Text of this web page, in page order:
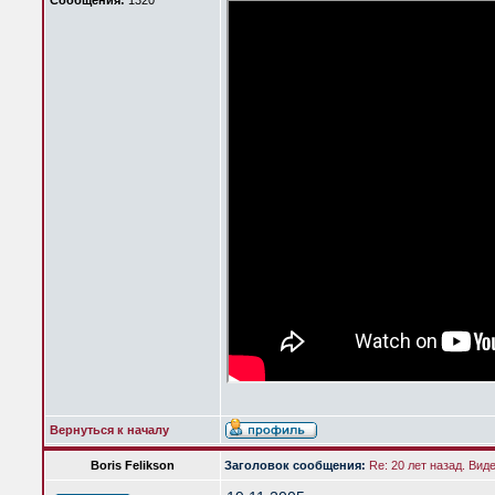
Вернуться к началу
Boris Felikson Заголовок сообщения: Re: 20 лет назад.